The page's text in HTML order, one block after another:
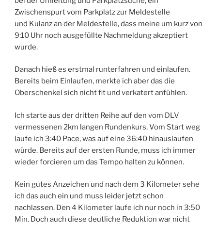
Zwischenspurt vom Parkplatz zur Meldestelle
und Kulanz an der Meldestelle, dass meine um kurz von
9:10 Uhr noch ausgefüllte Nachmeldung akzeptiert
wurde.
Danach hieß es erstmal runterfahren und einlaufen.
Bereits beim Einlaufen, merkte ich aber das die
Oberschenkel sich nicht fit und verkatert anfühlen.
Ich starte aus der dritten Reihe auf den vom DLV
vermessenen 2km langen Rundenkurs. Vom Start weg
laufe ich 3:40 Pace, was auf eine 36:40 hinauslaufen
würde. Bereits auf der ersten Runde, muss ich immer
wieder forcieren um das Tempo halten zu können.
Kein gutes Anzeichen und nach dem 3 Kilometer sehe
ich das auch ein und muss leider jetzt schon
nachlassen. Den 4 Kilometer laufe ich nur noch in 3:50
Min. Doch auch diese deutliche Reduktion war nicht